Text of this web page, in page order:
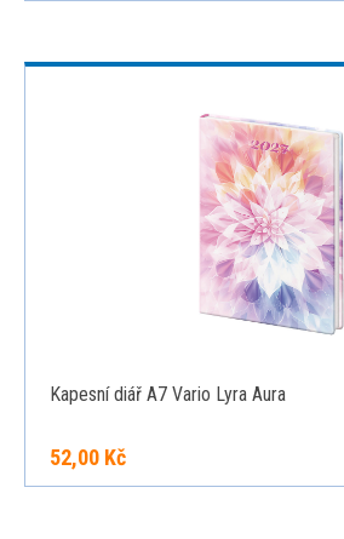
Kapesní diář A7 Vario Lyra Aura
52,00 Kč